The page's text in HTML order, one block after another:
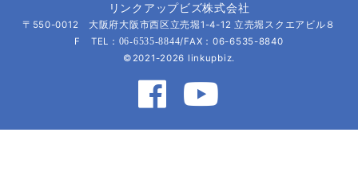
リンクアップビズ株式会社
〒550-0012 大阪府大阪市西区立売堀1-4-12 立売堀スクエアビル８
F TEL： 06-6535-8844/FAX：06-6535-8840
©2021-2026 linkupbiz.